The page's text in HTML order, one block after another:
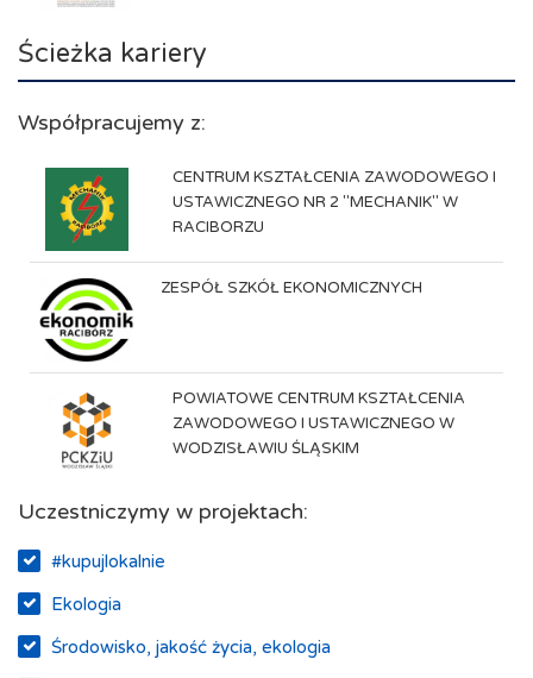
Ścieżka kariery
Współpracujemy z:
CENTRUM KSZTAŁCENIA ZAWODOWEGO I
USTAWICZNEGO NR 2 "MECHANIK" W
RACIBORZU
ZESPÓŁ SZKÓŁ EKONOMICZNYCH
POWIATOWE CENTRUM KSZTAŁCENIA
ZAWODOWEGO I USTAWICZNEGO W
WODZISŁAWIU ŚLĄSKIM
Uczestniczymy w projektach:
#kupujlokalnie
Ekologia
Środowisko, jakość życia, ekologia